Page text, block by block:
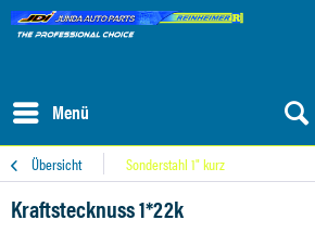
Menü
Übersicht Sonderstahl 1" kurz
Kraftstecknuss 1*22k